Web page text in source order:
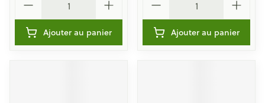
Ajouter au panier Ajouter au panier